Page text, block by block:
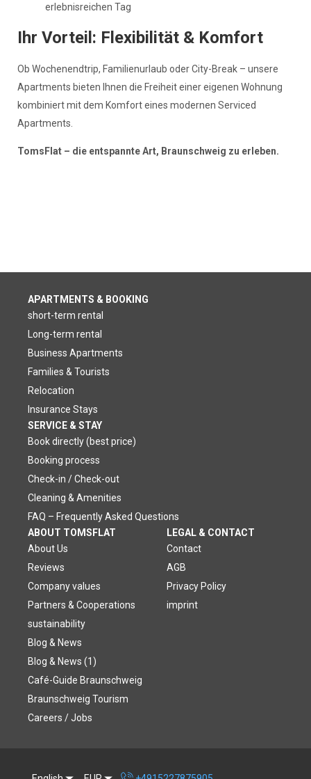
erlebnisreichen Tag
Ihr Vorteil: Flexibilität & Komfort
Ob Wochenendtrip, Familienurlaub oder City-Break – unsere
Apartments bieten Ihnen die Freiheit einer eigenen Wohnung
kombiniert mit dem Komfort eines modernen Serviced
Apartments.
TomsFlat – die entspannte Art, Braunschweig zu erleben.
APARTMENTS & BOOKING
short-term rental
Long-term rental
Business Apartments
Families & Tourists
Relocation
Insurance Stays
SERVICE & STAY
Book directly (best price)
Booking process
Check-in / Check-out
Cleaning & Amenities
FAQ – Frequently Asked Questions
ABOUT TOMSFLAT
About Us
Reviews
Company values
Partners & Cooperations
sustainability
Blog & News
Blog & News (1)
Café-Guide Braunschweig
Braunschweig Tourism
Careers / Jobs
LEGAL & CONTACT
Contact
AGB
Privacy Policy
imprint